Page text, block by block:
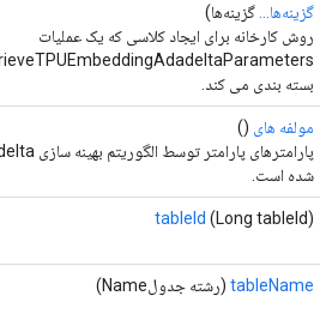
گزینه‌ها...
گزینه‌ها)
روش کارخانه برای ایجاد کلاسی که یک عملیات
بسته بندی می کند.
مولفه های ()
شده است.
tableId (Long tableId)
tableName (رشته جدولName)